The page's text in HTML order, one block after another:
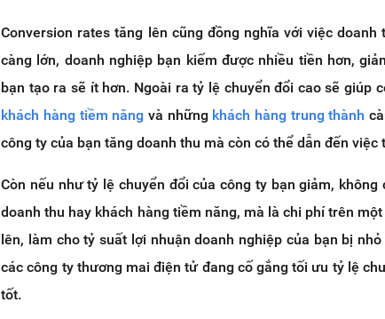
Conversion rates tăng lên cũng đồng nghĩa với việc
càng lớn, doanh nghiệp bạn kiếm được nhiều tiền hơn,
bạn tạo ra sẽ ít hơn. Ngoài ra tỷ lệ chuyển đổi cao sẽ giúp
khách hàng tiềm năng và những khách hàng trung thành
công ty của bạn tăng doanh thu mà còn có thể dẫn đến việc
Còn nếu như tỷ lệ chuyển đổi của công ty bạn giảm,
doanh thu hay khách hàng tiềm năng, mà là chi phí trên
lên, làm cho tỷ suất lợi nhuận doanh nghiệp của bạn bị
các công ty thương mai điện tử đang cố gắng tối ưu tỷ lệ
tốt.